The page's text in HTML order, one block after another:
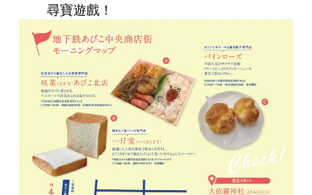
尋寶遊戲！